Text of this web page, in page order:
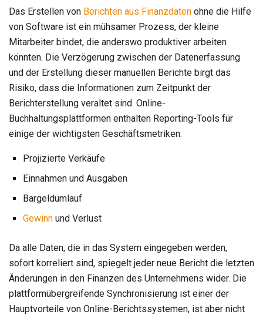
Das Erstellen von Berichten aus Finanzdaten ohne die Hilfe
von Software ist ein mühsamer Prozess, der kleine
Mitarbeiter bindet, die anderswo produktiver arbeiten
könnten. Die Verzögerung zwischen der Datenerfassung
und der Erstellung dieser manuellen Berichte birgt das
Risiko, dass die Informationen zum Zeitpunkt der
Berichterstellung veraltet sind. Online-
Buchhaltungsplattformen enthalten Reporting-Tools für
einige der wichtigsten Geschäftsmetriken:
Projizierte Verkäufe
Einnahmen und Ausgaben
Bargeldumlauf
Gewinn und Verlust
Da alle Daten, die in das System eingegeben werden,
sofort korreliert sind, spiegelt jeder neue Bericht die letzten
Änderungen in den Finanzen des Unternehmens wider. Die
plattformübergreifende Synchronisierung ist einer der
Hauptvorteile von Online-Berichtssystemen, ist aber nicht